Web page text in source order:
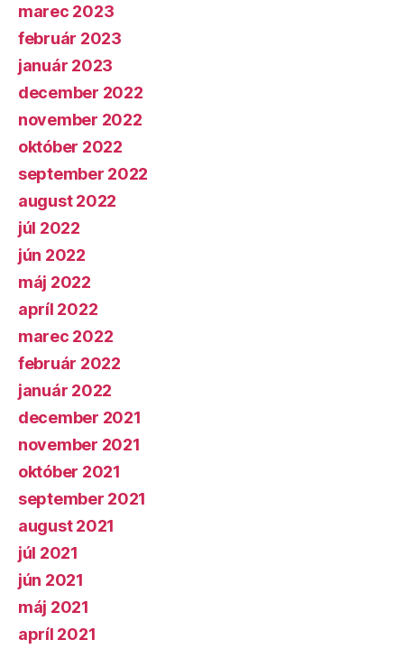
marec 2023
február 2023
január 2023
december 2022
november 2022
október 2022
september 2022
august 2022
júl 2022
jún 2022
máj 2022
apríl 2022
marec 2022
február 2022
január 2022
december 2021
november 2021
október 2021
september 2021
august 2021
júl 2021
jún 2021
máj 2021
apríl 2021